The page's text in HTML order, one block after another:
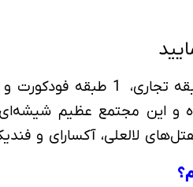
و این مجتمع عظیم شیشه‌ای
لالعلی، آکسارای و